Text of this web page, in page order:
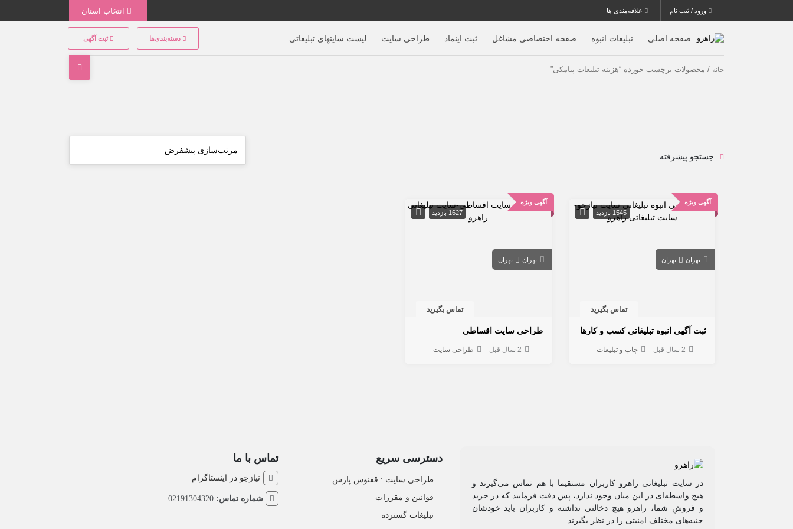
ورود / ثبت نام علاقه‌مندی ها
صفحه اصلی تبلیغات انبوه صفحه اختصاصی مشاغل ثبت اینماد طراحی سایت لیست سایتهای تبلیغاتی دسته‌بندی‌ها ثبت آگهی
خانه / محصولات برچسب خورده “هزینه تبلیغات پیامکی”
جستجو پیشرفته
آگهی ویژه
1545 بازدید
تهران تهران
تماس بگیرید
ثبت آگهی انبوه تبلیغاتی کسب و کارها
2 سال قبل چاپ و تبلیغات
آگهی ویژه
1627 بازدید
تهران تهران
تماس بگیرید
طراحی سایت اقساطی
2 سال قبل طراحی سایت
در سایت تبلیغاتی راهرو کاربران مستقیما با هم تماس می‌گیرند و
هیچ واسطه‌ای در این میان وجود ندارد، پس دقت فرمایید که در خرید
و فروشِ شما، راهرو هیچ دخالتی نداشته و کاربران باید خودشان
جنبه‌های مختلف امنیتی را در نظر بگیرند.
دسترسی سریع
طراحی سایت :‌ ققنوس پارس
قوانین و مقررات
تبلیغات گسترده
تماس با ما
نیازجو در اینستاگرام
شماره تماس: 02191304320